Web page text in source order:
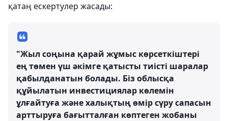
қатаң ескертулер жасады:
"Жыл соңына қарай жұмыс көрсеткіштері
ең төмен үш әкімге қатысты тиісті шаралар
қабылданатын болады. Біз облысқа
құйылатын инвестициялар көлемін
ұлғайтуға және халықтың өмір сүру сапасын
арттыруға бағытталған көптеген жобаны